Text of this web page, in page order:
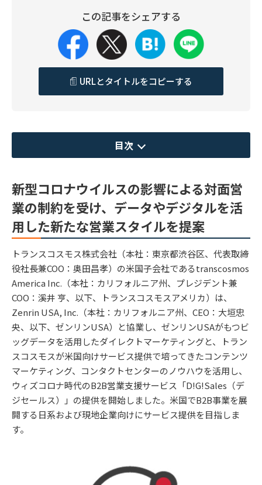
この記事をシェアする
URLとタイトルをコピーする
目次
新型コロナウイルスの影響による対面営
業の制約を受け、データやデジタルを活
用した新たな営業スタイルを提案
トランスコスモス株式会社（本社：東京都渋谷区、代表取締
役社長兼COO：奥田昌孝）の米国子会社であるtranscosmos
America Inc.（本社：カリフォルニア州、プレジデント兼
COO：溪井 亨、以下、トランスコスモスアメリカ）は、
Zenrin USA, Inc.（本社：カリフォルニア州、CEO：大垣忠
央、以下、ゼンリンUSA）と協業し、ゼンリンUSAがもつビ
ッグデータを活用したダイレクトマーケティングと、トラン
スコスモスが米国向けサービス提供で培ってきたコンテンツ
マーケティング、コンタクトセンターのノウハウを活用し、
ウィズコロナ時代のB2B営業支援サービス「D!G!Sales（デ
ジセールス）」の提供を開始しました。米国でB2B事業を展
開する日系および現地企業向けにサービス提供を目指しま
す。